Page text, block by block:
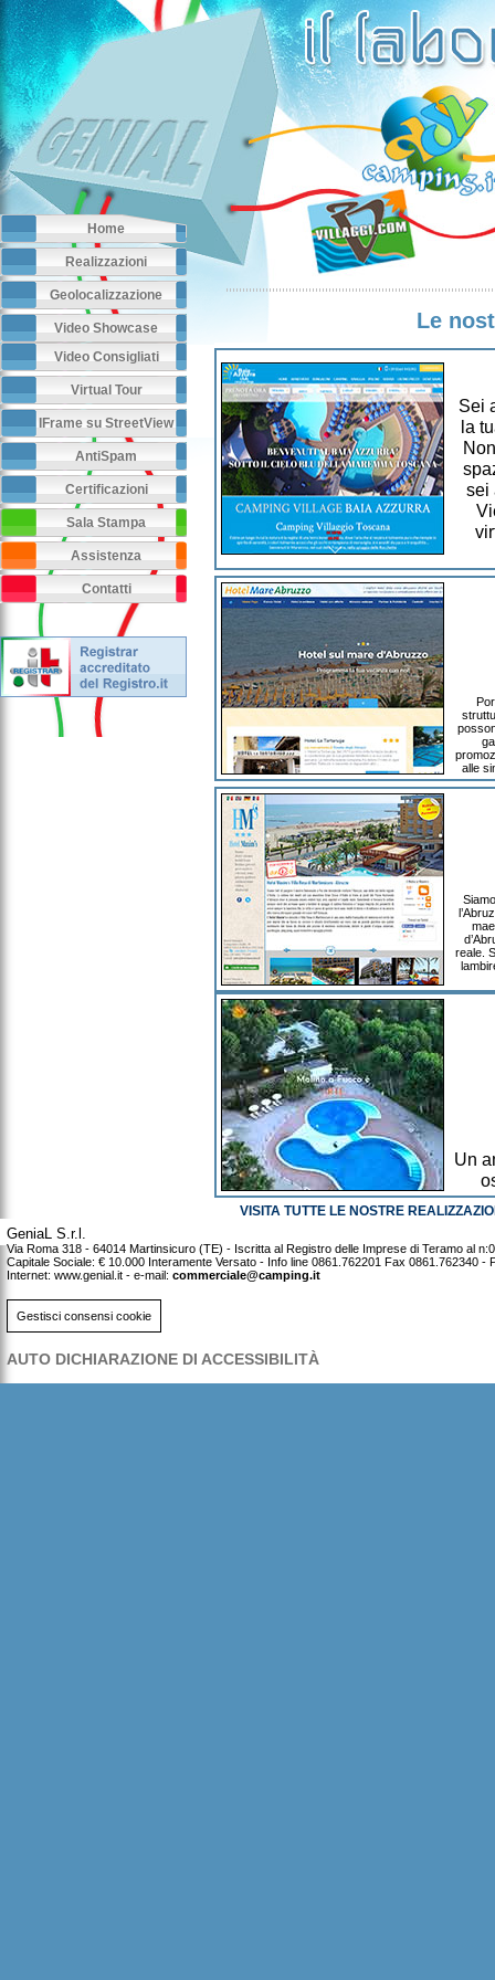
Home
Realizzazioni
Geolocalizzazione
Video Showcase
Video Consigliati
Virtual Tour
IFrame su StreetView
AntiSpam
Certificazioni
Sala Stampa
Assistenza
Contatti
Le
Sei
la
sei
alle
reale.
Un
VISITA TUTTE LE NOSTRE
GeniaL S.r.l.
Via Roma 318 - 64014 Martinsicuro (TE) - Iscritta al Registro delle Imprese di Teramo al
Capitale Sociale: € 10.000 Interamente Versato - Info line 0861.762201 Fax 0861.762340 -
Internet: www.genial.it - e-mail: commerciale@camping.it
Gestisci consensi cookie
AUTO DICHIARAZIONE DI ACCESSIBILITÀ